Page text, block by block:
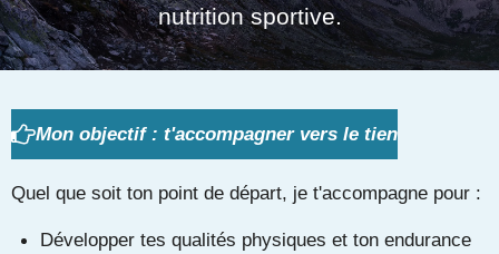
nutrition sportive.
Mon objectif : t'accompagner vers le tien
Quel que soit ton point de départ, je t'accompagne pour :
Développer tes qualités physiques et ton endurance